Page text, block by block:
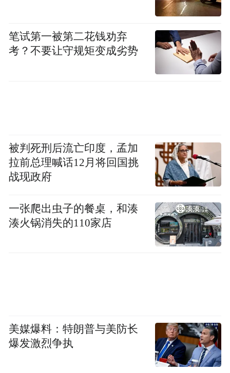
笔试第一被第二花钱劝弃
考？不要让守规矩变成劣势
被判死刑后流亡印度，孟加
拉前总理喊话12月将回国挑
战现政府
一张爬出虫子的餐桌，和湊
湊火锅消失的110家店
美媒爆料：特朗普与美防长
爆发激烈争执